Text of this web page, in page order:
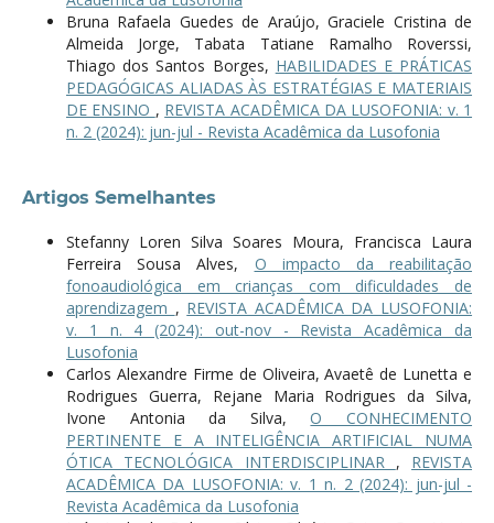
Bruna Rafaela Guedes de Araújo, Graciele Cristina de
Almeida Jorge, Tabata Tatiane Ramalho Roverssi,
Thiago dos Santos Borges, HABILIDADES E PRÁTICAS
PEDAGÓGICAS ALIADAS ÀS ESTRATÉGIAS E MATERIAIS
DE ENSINO , REVISTA ACADÊMICA DA LUSOFONIA: v. 1
n. 2 (2024): jun-jul - Revista Acadêmica da Lusofonia
Artigos Semelhantes
Stefanny Loren Silva Soares Moura, Francisca Laura
Ferreira Sousa Alves, O impacto da reabilitação
fonoaudiológica em crianças com dificuldades de
aprendizagem , REVISTA ACADÊMICA DA LUSOFONIA:
v. 1 n. 4 (2024): out-nov - Revista Acadêmica da
Lusofonia
Carlos Alexandre Firme de Oliveira, Avaetê de Lunetta e
Rodrigues Guerra, Rejane Maria Rodrigues da Silva,
Ivone Antonia da Silva,O CONHECIMENTO
PERTINENTE E A INTELIGÊNCIA ARTIFICIAL NUMA
ÓTICA TECNOLÓGICA INTERDISCIPLINAR , REVISTA
ACADÊMICA DA LUSOFONIA: v. 1 n. 2 (2024): jun-jul -
Revista Acadêmica da Lusofonia